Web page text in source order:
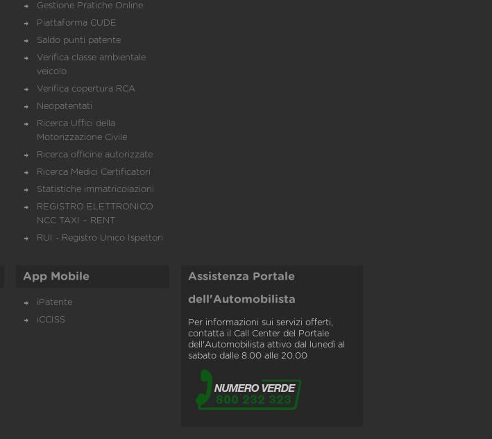
Gestione Pratiche Online
Piattaforma CUDE
Saldo punti patente
Verifica classe ambientale
veicolo
Verifica copertura RCA
Neopatentati
Ricerca Uffici della
Motorizzazione Civile
Ricerca officine autorizzate
Ricerca Medici Certificatori
Statistiche immatricolazioni
REGISTRO ELETTRONICO
NCC TAXI – RENT
RUI - Registro Unico Ispettori
App Mobile
iPatente
iCCISS
Assistenza Portale
dell'Automobilista
Per informazioni sui servizi offerti,
contatta il Call Center del Portale
dell'Automobilista attivo dal lunedì al
sabato dalle 8.00 alle 20.00